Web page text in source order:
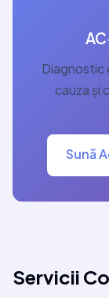
Diagnostic
cauza și
Sună
Servicii